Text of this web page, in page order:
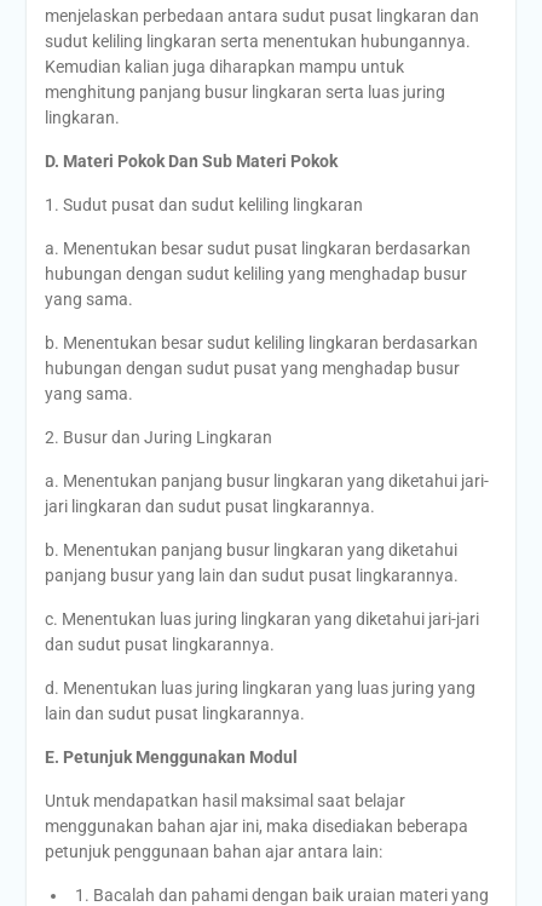
menjelaskan perbedaan antara sudut pusat lingkaran dan
sudut keliling lingkaran serta menentukan hubungannya.
Kemudian kalian juga diharapkan mampu untuk
menghitung panjang busur lingkaran serta luas juring
lingkaran.
D. Materi Pokok Dan Sub Materi Pokok
1. Sudut pusat dan sudut keliling lingkaran
a. Menentukan besar sudut pusat lingkaran berdasarkan
hubungan dengan sudut keliling yang menghadap busur
yang sama.
b. Menentukan besar sudut keliling lingkaran berdasarkan
hubungan dengan sudut pusat yang menghadap busur
yang sama.
2. Busur dan Juring Lingkaran
a. Menentukan panjang busur lingkaran yang diketahui jari-
jari lingkaran dan sudut pusat lingkarannya.
b. Menentukan panjang busur lingkaran yang diketahui
panjang busur yang lain dan sudut pusat lingkarannya.
c. Menentukan luas juring lingkaran yang diketahui jari-jari
dan sudut pusat lingkarannya.
d. Menentukan luas juring lingkaran yang luas juring yang
lain dan sudut pusat lingkarannya.
E. Petunjuk Menggunakan Modul
Untuk mendapatkan hasil maksimal saat belajar
menggunakan bahan ajar ini, maka disediakan beberapa
petunjuk penggunaan bahan ajar antara lain:
Bacalah dan pahami dengan baik uraian materi yang